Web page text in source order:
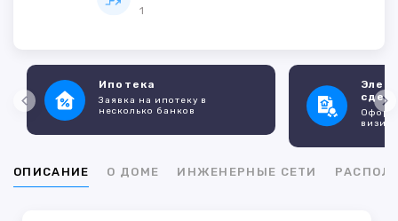
1
Ипотека
Заявка на ипотеку в
несколько банков
ОПИСАНИЕ О ДОМЕ ИНЖЕНЕРНЫЕ СЕТИ